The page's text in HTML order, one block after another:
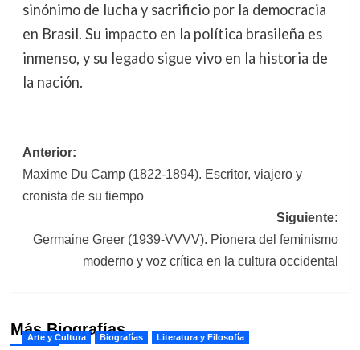
sinónimo de lucha y sacrificio por la democracia
en Brasil. Su impacto en la política brasileña es
inmenso, y su legado sigue vivo en la historia de
la nación.
Navegación
de
Anterior:
Maxime Du Camp (1822-1894). Escritor, viajero y
cronista de su tiempo
Siguiente:
Germaine Greer (1939-VVVV). Pionera del feminismo
moderno y voz crítica en la cultura occidental
Más Biografías
Arte y Cultura Biografías Literatura y Filosofía